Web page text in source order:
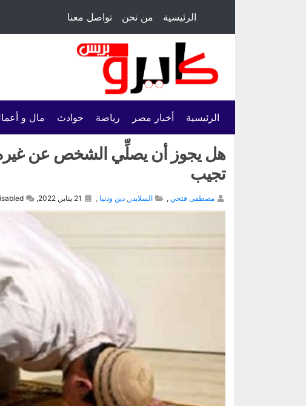
الرئيسية من نحن تواصل معنا
الرئيسية أخبار مصر رياضة حوادث مال و
هل يجوز أن يصلِّي الشخص عن غيره
تجيب
مصطفى فتحي , السلايدر , دين ودنيا ,